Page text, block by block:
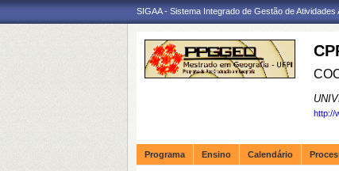
SIGAA - Sistema Integrado de Gestão de Atividades
http://
Programa Ensino Calendário